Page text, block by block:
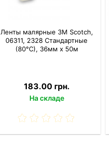
Ленты малярные 3M Scotch,
06311, 2328 Стандартные
(80°С), 36мм x 50м
183.00 грн.
На складе